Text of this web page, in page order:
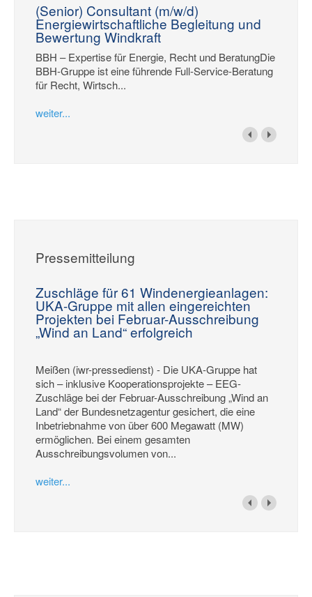
(Senior) Consultant (m/w/d)
Energiewirtschaftliche Begleitung und
Bewertung Windkraft
BBH – Expertise für Energie, Recht und BeratungDie
BBH-Gruppe ist eine führende Full-Service-Beratung
für Recht, Wirtsch...
weiter...
Pressemitteilung
Zuschläge für 61 Windenergieanlagen:
UKA-Gruppe mit allen eingereichten
Projekten bei Februar-Ausschreibung
„Wind an Land“ erfolgreich
Meißen (iwr-pressedienst) - Die UKA-Gruppe hat
sich – inklusive Kooperationsprojekte – EEG-
Zuschläge bei der Februar-Ausschreibung „Wind an
Land“ der Bundesnetzagentur gesichert, die eine
Inbetriebnahme von über 600 Megawatt (MW)
ermöglichen. Bei einem gesamten
Ausschreibungsvolumen von...
weiter...